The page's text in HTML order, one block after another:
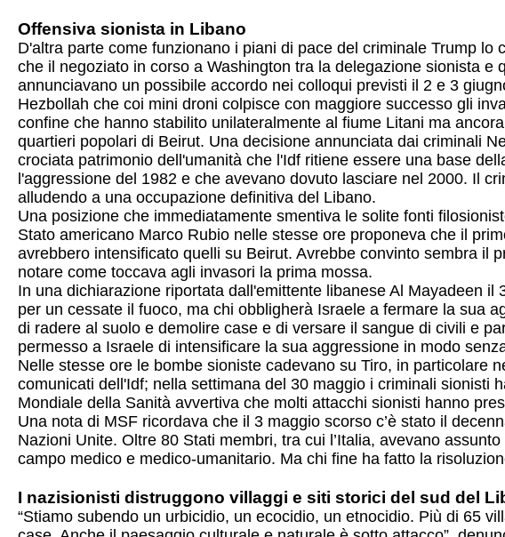
Offensiva sionista in Libano
D'altra parte come funzionano i piani di pace del criminale Trump
che il negoziato in corso a Washington tra la delegazione sionista
annunciavano un possibile accordo nei colloqui previsti il 2 e 3
Hezbollah che coi mini droni colpisce con maggiore successo gli
confine che hanno stabilito unilateralmente al fiume Litani ma
quartieri popolari di Beirut. Una decisione annunciata dai criminali
crociata patrimonio dell'umanità che l'Idf ritiene essere una base
l'aggressione del 1982 e che avevano dovuto lasciare nel 2000. Il
alludendo a una occupazione definitiva del Libano.
Una posizione che immediatamente smentiva le solite fonti
Stato americano Marco Rubio nelle stesse ore proponeva che il
avrebbero intensificato quelli su Beirut. Avrebbe convinto sembra il
notare come toccava agli invasori la prima mossa.
In una dichiarazione riportata dall'emittente libanese Al Mayadeen
per un cessate il fuoco, ma chi obbligherà Israele a fermare la sua
di radere al suolo e demolire case e di versare il sangue di civili e
permesso a Israele di intensificare la sua aggressione in modo
Nelle stesse ore le bombe sioniste cadevano su Tiro, in particolare
comunicati dell'Idf; nella settimana del 30 maggio i criminali sionisti
Mondiale della Sanità avvertiva che molti attacchi sionisti hanno
Una nota di MSF ricordava che il 3 maggio scorso c’è stato il
Nazioni Unite. Oltre 80 Stati membri, tra cui l’Italia, avevano
campo medico e medico-umanitario. Ma chi fine ha fatto la
I nazisionisti distruggono villaggi e siti storici del sud del
“Stiamo subendo un urbicidio, un ecocidio, un etnocidio. Più di 65